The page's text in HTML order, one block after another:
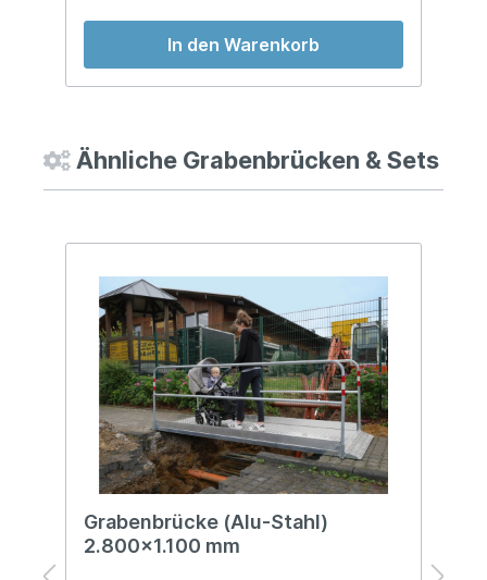
In den Warenkorb
Ähnliche Grabenbrücken & Sets
Grabenbrücke (Alu-Stahl)
2.800x1.100 mm